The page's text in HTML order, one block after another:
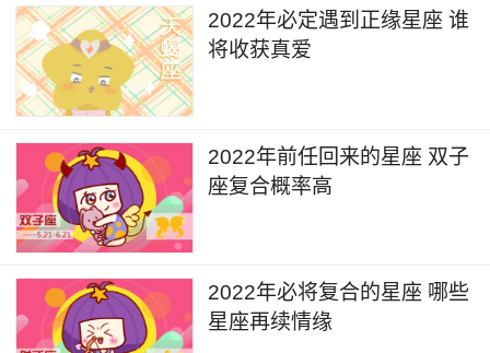
2022年必定遇到正缘星座 谁
将收获真爱
2022年前任回来的星座 双子
座复合概率高
2022年必将复合的星座 哪些
星座再续情缘